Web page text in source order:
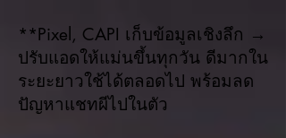
**Pixel, CAPI เก็บข้อมูลเชิงลึก →
ปรับแอดให้แม่นขึ้นทุกวัน ดีมากใน
ระยะยาวใช้ได้ตลอดไป พร้อมลด
ปัญหาแชทผีไปในตัว